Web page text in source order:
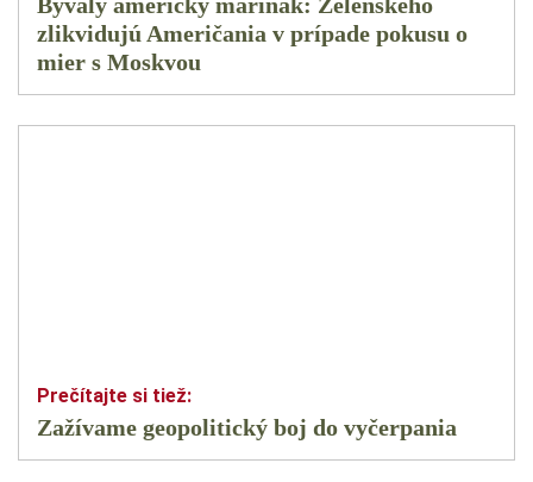
zlikvidujú Američania v prípade pokusu o
mier s Moskvou
Zažívame geopolitický boj do vyčerpania